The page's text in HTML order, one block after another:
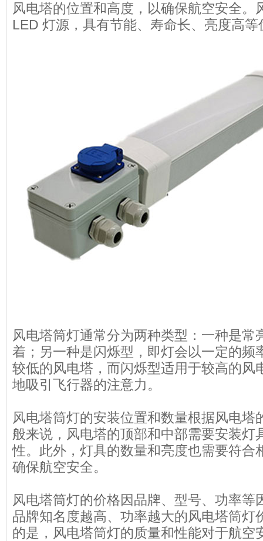
风电塔的位置和高度，以确保航空安全。
LED 灯源，具有节能、寿命长、亮度高等
风电塔筒灯通常分为两种类型：一种是常
着；另一种是闪烁型，即灯会以一定的频
较低的风电塔，而闪烁型适用于较高的风
地吸引飞行器的注意力。
风电塔筒灯的安装位置和数量根据风电塔
般来说，风电塔的顶部和中部需要安装灯
性。此外，灯具的数量和亮度也需要符合
确保航空安全。
风电塔筒灯的价格因品牌、型号、功率等
品牌知名度越高、功率越大的风电塔筒灯
的是，风电塔筒灯的质量和性能对于航空